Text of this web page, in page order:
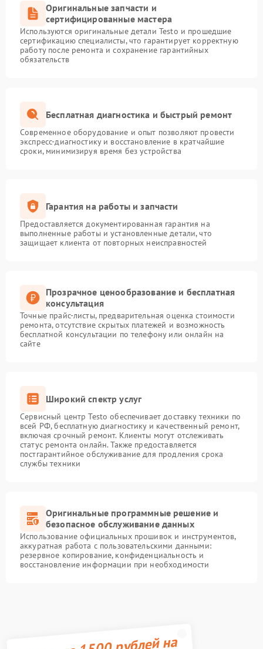
Оригинальные запчасти и
сертифицированные мастера
Используются оригинальные детали Testo и прошедшие
сертификацию специалисты, что гарантирует корректную
работу после ремонта и сохранение гарантийных
обязательств
Бесплатная диагностика и быстрый ремонт
Современное оборудование и опыт позволяют провести
экспресс-диагностику и восстановление в кратчайшие
сроки, минимизируя время без устройства
Гарантия на работы и запчасти
Предоставляется документированная гарантия на
выполненные работы и установленные детали, что
защищает клиента от повторных неисправностей
Прозрачное ценообразование и бесплатная
консультация
Точные прайс-листы, предварительная оценка стоимости
ремонта, отсутствие скрытых платежей и возможность
бесплатной консультации по телефону или онлайн на
сайте
Широкий спектр услуг
Сервисный центр Testo обеспечивает доставку техники по
всей РФ, бесплатную диагностику и качественный ремонт,
включая срочный ремонт. Клиенты могут отслеживать
статус ремонта онлайн. Также предоставляется
постгарантийное обслуживание для продления срока
службы техники
Оригинальные программные решение и
безопасное обслуживание данных
Использование официальных прошивок и инструментов,
аккуратная работа с пользовательскими данными:
резервное копирование, конфиденциальность и
восстановление информации при необходимости